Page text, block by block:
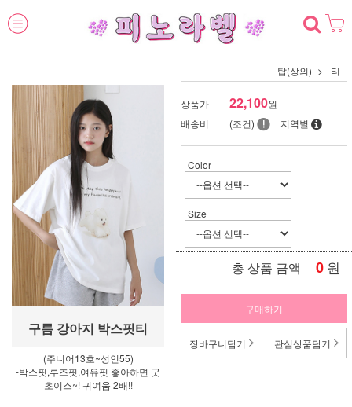
탑(상의) 티
구름 강아지 박스핏티
(주니어13호~성인55)
-박스핏,루즈핏,여유핏 좋아하면 굿
초이스~! 귀여움 2배!!
상품가 22,100원
배송비
(조건) 지역별
Color
Size
총 상품 금액 0 원
구매하기
장바구니담기 관심상품담기